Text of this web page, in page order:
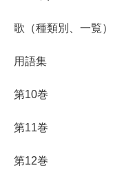
歌（種類別、一覧）
用語集
第10巻
第11巻
第12巻